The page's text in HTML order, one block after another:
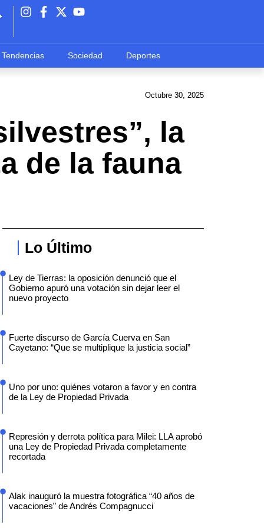
Tendencias Sociedad Deportes
Octubre 30, 2025
la
de la fauna
Lo Último
Ley de Tierras: la oposición denunció que el
Gobierno apuró una votación sin dejar leer el
nuevo proyecto
Fuerte discurso de García Cuerva en San
Cayetano: “Que se multiplique la justicia social”
Uno por uno: quiénes votaron a favor y en contra
de la Ley de Propiedad Privada
Represión y derrota política para Milei: LLA aprobó
una Ley de Propiedad Privada completamente
recortada
Alak inauguró la muestra fotográfica “40 años de
vacaciones” de Andrés Compagnucci